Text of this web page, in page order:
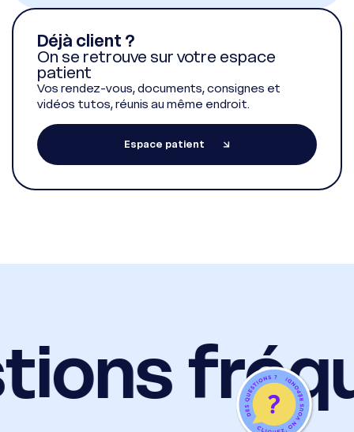
Déjà client ?
On se retrouve sur votre espace
patient
Vos rendez-vous, documents, consignes et
vidéos tutos, réunis au même endroit.
Espace patient